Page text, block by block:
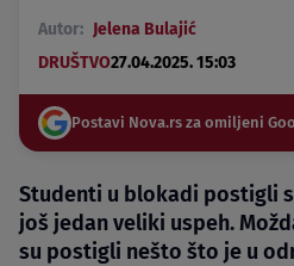
Autor: Jelena Bulajić
DRUŠTVO27.04.2025. 15:03
Postavi Nova.rs za omiljeni
Studenti u blokadi postigli
još jedan veliki uspeh.
su postigli nešto što je u